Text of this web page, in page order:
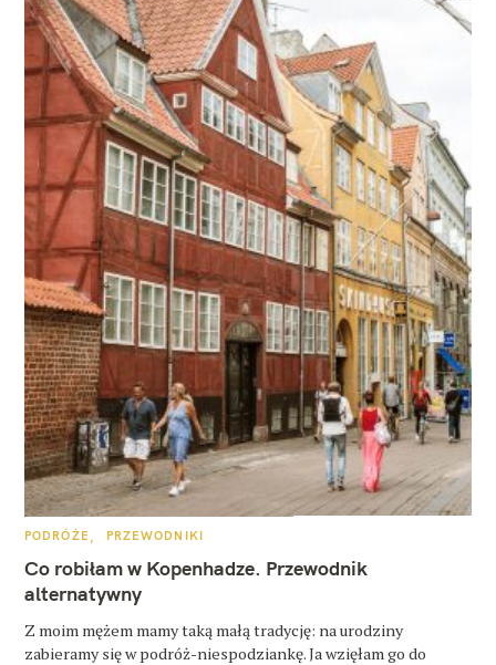
K
T
E
G
O
I
E
PODRÓŻE PRZEWODNIKI
Co robiłam w Kopenhadze. Przewodnik
alternatywny
Z moim mężem mamy taką małą tradycję: na urodziny
zabieramy się w podróż-niespodziankę. Ja wzięłam go do